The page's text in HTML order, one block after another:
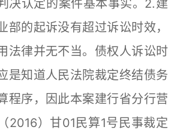
决认定的案件基本事实。2.建
部的起诉没有超过诉讼时效，
法律并无不当。债权人诉讼时
是知道人民法院裁定终结债务
程序，因此本案建行省分行营
2016）甘01民算1号民事裁定